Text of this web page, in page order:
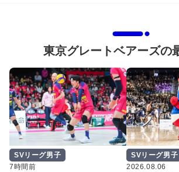
東京グレートベアーズの
SVリーグ男子
7時間前
SVリーグ男子
2026.08.06